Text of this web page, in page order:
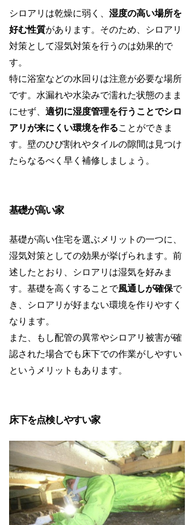
シロアリは乾燥に弱く、 湿度の高い場所を
好む性質があります。そのため、シロアリ
対策として湿気対策を行うのは効果的で
す。
特に浴室などの水回りは注意が必要な場所
です。水漏れや水染みで濡れた状態のまま
にせず、 適切に湿度管理を行うことでシロ
アリが来にくい環境を作ることができま
す。壁のひび割れやタイルの隙間は見つけ
たらなるべく早く補修しましょう。
基礎が高い家
基礎が高い住宅を選ぶメリットの一つに、
湿気対策としての効果が挙げられます。前
述したとおり、シロアリは湿気を好みま
す。基礎を高くすることで風通しが確保で
き、シロアリが好まない環境を作りやすく
なります。
また、もし配管の異常やシロアリ被害が確
認された場合でも床下での作業がしやすい
というメリットもあります。
床下を点検しやすい家